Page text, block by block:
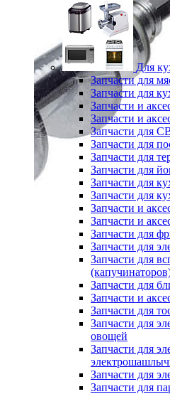
Для
Запчасти для
Запчасти для
Запчасти и
Запчасти и
Запчасти для
Запчасти для
Запчасти для
Запчасти для
Запчасти для
Запчасти для
Запчасти и
Запчасти и
Запчасти для
Запчасти для
Запчасти для
Запчасти для
Запчасти и
Запчасти для
Запчасти для
овощей
Запчасти для
Запчасти для
Запчасти для